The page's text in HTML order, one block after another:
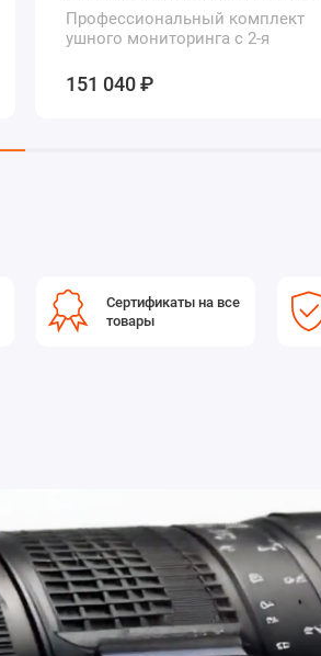
Профессиональный комплект
ушного мониторинга с 2-я
канальными вставками IE4
151 040 ₽
Сертификаты на все
товары